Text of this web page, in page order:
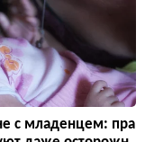
с младенцем: пра